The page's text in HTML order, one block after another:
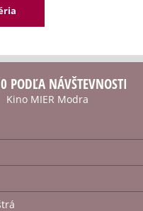
PODĽA NÁVŠTEVNOSTI
Kino MIER Modra